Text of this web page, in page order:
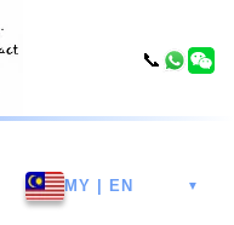
MY | EN ▼
📞